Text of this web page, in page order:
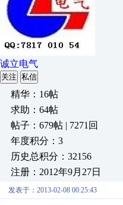
诚立电气
关注 私信
精华：16帖
求助：64帖
帖子：679帖 | 7271回
年度积分：3
历史总积分：32156
注册：2012年9月27日
发表于：2013-02-08 00:25:43